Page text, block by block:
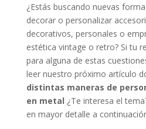
¿Estás buscando nuevas
decorar o personalizar
decorativos, personales o
estética vintage o retro? Si tu
para alguna de estas
leer nuestro próximo artículo
distintas maneras de
en metal ¿Te interesa el
en mayor detalle a